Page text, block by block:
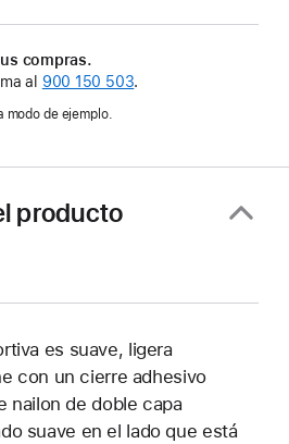
compras.
al 900 150 503.
modo de ejemplo.
producto
es suave, ligera
con un cierre adhesivo
nailon de doble capa
suave en el lado que está